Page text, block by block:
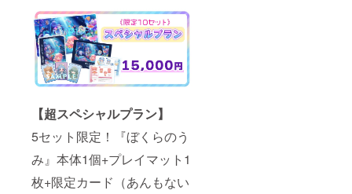
【超スペシャルプラン】
5セット限定！『ぼくらのう
み』本体1個+プレイマット1
枚+限定カード（あんもない